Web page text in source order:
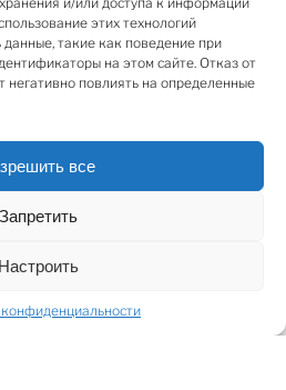
этих технологий
такие как поведение при
на этом сайте. Отказ от
негативно повлиять на определенные
все
Запретить
Настроить
являются:
центре туристической зоны
рестораны и кафе);
помещений:
регистрации, лифт,
с кухней (оптимальное
стол), вспомогательные
на каждом этаже. Во
систему (лифт, 2